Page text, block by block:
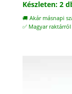
Készleten: 2
🚚 Akár másnapi
✅ Magyar raktárról